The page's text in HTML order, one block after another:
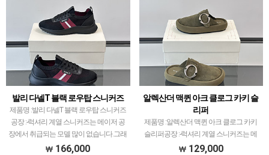
발리 다넬T 블랙 로우탑 스니커즈
제품명 :발리 다넬T 블랙 로우탑 스니커즈
공장 :-럭셔리 계열 스니커즈는 메이저 공
장에서 취급되는 모델 많이 없습니다.그래
서 전문적으로 취급하는 공장과제가 현지
166,000
알렉산더 맥퀸 아크 클로그 카키 슬
리퍼
제품명 :알렉산더 맥퀸 아크 클로그 카키
슬리퍼공장 :-럭셔리 계열 스니커즈는 메
이저 공장에서 취급되는 모델 많이 없습니
129,000